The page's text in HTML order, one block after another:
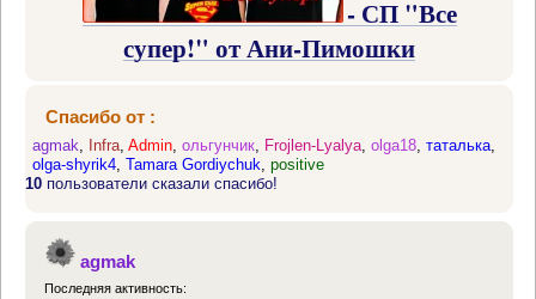
- СП "Все
супер!" от Ани-Пимошки
Спасибо от :
agmak, Infra,Admin,ольгунчик, Frojlen-Lyalya,olga18,таталька,
olga-shyrik4,Tamara Gordiychuk,positive
10 пользователи сказали спасибо!
agmak
Последняя активность: